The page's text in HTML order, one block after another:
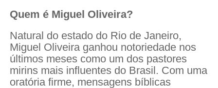
Quem é Miguel Oliveira?
Natural do estado do Rio de Janeiro,
Miguel Oliveira ganhou notoriedade nos
últimos meses como um dos pastores
mirins mais influentes do Brasil. Com uma
oratória firme, mensagens bíblicas